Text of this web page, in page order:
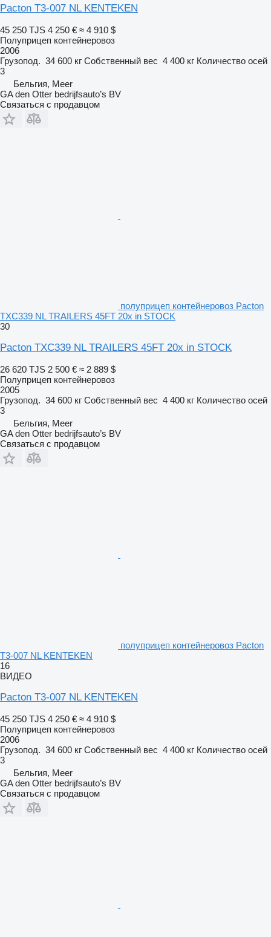
Pacton T3-007 NL KENTEKEN
45 250 TJS 4 250 € ≈ 4 910 $
Полуприцеп контейнеровоз
2006
Грузопод. 34 600 кг Собственный вес 4 400 кг Количество осей
3
Бельгия, Meer
GA den Otter bedrijfsauto’s BV
Связаться с продавцом
полуприцеп контейнеровоз Pacton
TXC339 NL TRAILERS 45FT 20x in STOCK
30
Pacton TXC339 NL TRAILERS 45FT 20x in STOCK
26 620 TJS 2 500 € ≈ 2 889 $
Полуприцеп контейнеровоз
2005
Грузопод. 34 600 кг Собственный вес 4 400 кг Количество осей
3
Бельгия, Meer
GA den Otter bedrijfsauto’s BV
Связаться с продавцом
полуприцеп контейнеровоз Pacton
T3-007 NL KENTEKEN
16
ВИДЕО
Pacton T3-007 NL KENTEKEN
45 250 TJS 4 250 € ≈ 4 910 $
Полуприцеп контейнеровоз
2006
Грузопод. 34 600 кг Собственный вес 4 400 кг Количество осей
3
Бельгия, Meer
GA den Otter bedrijfsauto’s BV
Связаться с продавцом